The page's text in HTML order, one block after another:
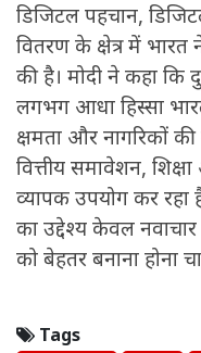
डिजिटल पहचान,
वितरण के क्षेत्र में
की है। मोदी ने कहा
लगभग आधा हिस्सा
क्षमता और नागरिकों की
वित्तीय समावेशन,
व्यापक उपयोग कर रहा
का उद्देश्य केवल
को बेहतर बनाना होना
Tags